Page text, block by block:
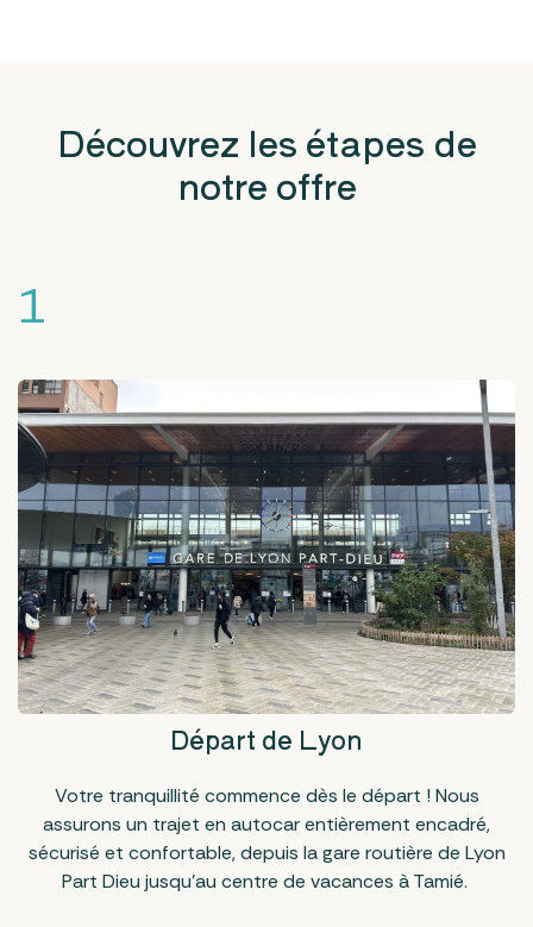
Découvrez les étapes de
notre offre
1
Départ de Lyon
Votre tranquillité commence dès le départ ! Nous
assurons un trajet en autocar entièrement encadré,
sécurisé et confortable, depuis la gare routière de Lyon
Part Dieu jusqu’au centre de vacances à Tamié.